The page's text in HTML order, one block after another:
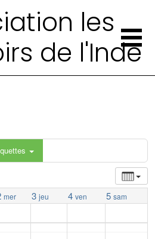
les
de l'Inde
mer 3 jeu 4 ven 5 sam